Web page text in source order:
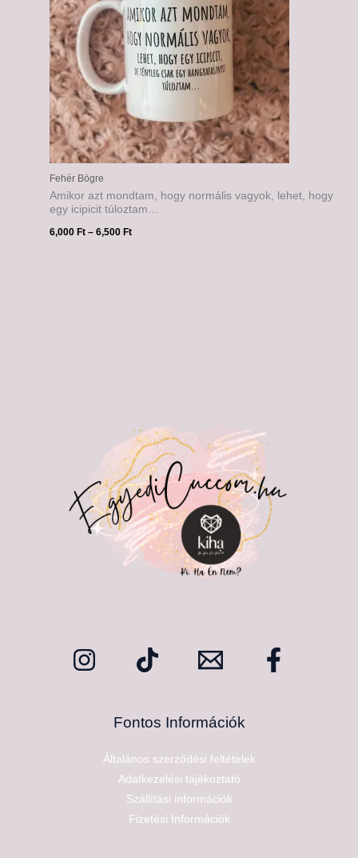
Fehér Bögre
Amikor azt mondtam, hogy normális vagyok, lehet, hogy
egy icipicit túloztam…
6,000Ft – 6,500Ft
Fontos Információk
Általános szerződési feltételek
Adatkezelési tájékoztató
Szállítási információk
Fizetési Információk